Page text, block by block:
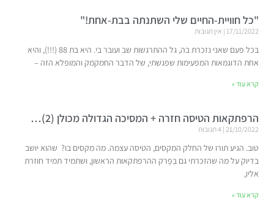
"כל חוויית-החיים שלי השתנתה בבת-אחת!"
17/11/2022 אין תגובות
בכל פעם שאני נזכרת בה, גל ההתרגשות שב ועובר בי. היא בת 88 (!!!), והיא
אחת הדוגמאות המפעימות שפגשתי, של הדבר החמקמק והמופלא הזה –
קרא עוד »
הרפתקאות הטיסה חזרה + המסיכה הגדולה מכולן (2)…
21/10/2022
טוב. הגיע תורו של החלק המקסים, הטיסה עצמה. מה מקסים בו? שהוא יושב
בדיוק על מה שהזכרתי גם בְּפֶרק ההרפתקאות הראשון, ושתמיד תמיד חוזרת
אליו,
קרא עוד »